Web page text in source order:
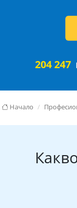
204 247
Начало